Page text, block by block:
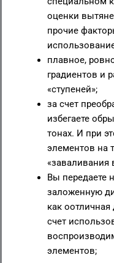
оценки
прочие
плавное,
градиентов и
«ступеней»;
за счет
избегаете
тонах. И при
элементов на
«заваливания
Вы передаете
заложенную
как оотличная
счет
элементов;